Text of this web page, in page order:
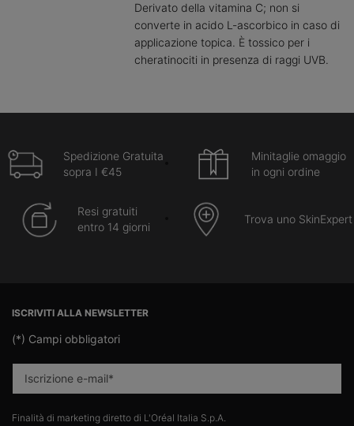
Derivato della vitamina C; non si
converte in acido L-ascorbico in caso di
applicazione topica. È tossico per i
cheratinociti in presenza di raggi UVB.
Spedizione Gratuita
sopra I €45
Minitaglie omaggio
in ogni ordine
Resi gratuiti
entro 14 giorni
Trova uno SkinExpert
ISCRIVITI ALLA NEWSLETTER
(*) Campi obbligatori
Iscrizione e-mail*
Finalità di marketing diretto di L'Oréal Italia S.p.A.​